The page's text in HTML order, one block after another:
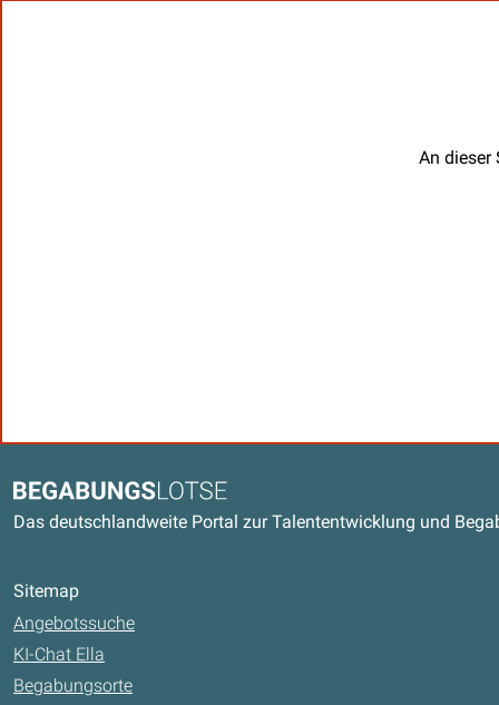
An dieser
Kontaktdaten und weitere Links
Begabungslotse
Das deutschlandweite Portal zur Talententwicklung und
Sitemap
Angebotssuche
KI-Chat Ella
Begabungsorte